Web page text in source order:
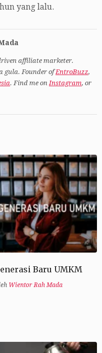
yang lalu.
affiliate marketer.
gula. Founder ofEntroBuzz,
. Find me onInstagram, or
Baru UMKM
Wientor Rah Mada